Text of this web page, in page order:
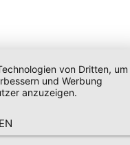
von Dritten, um
und Werbung
anzuzeigen.